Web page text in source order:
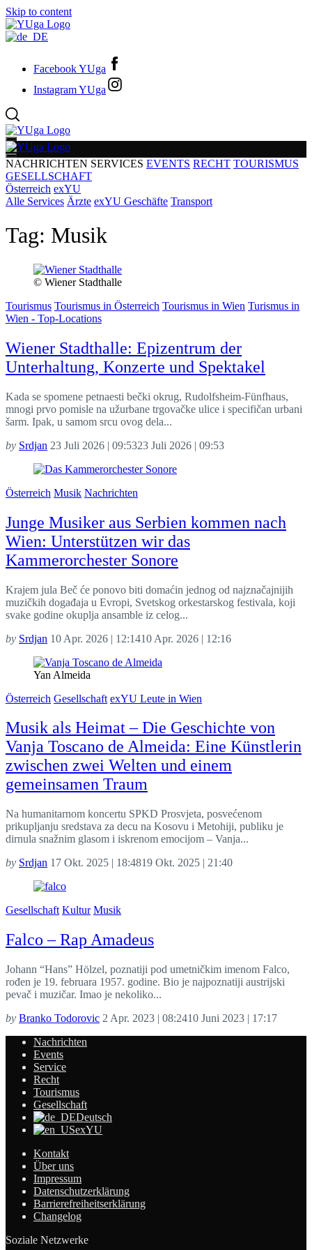
Skip to content
Facebook YUga
Instagram YUga
NACHRICHTEN SERVICES EVENTS RECHT TOURISMUS
GESELLSCHAFT
Österreich exYU
Alle Services Ärzte exYU Geschäfte Transport
Tag: Musik
© Wiener Stadthalle
Tourismus Tourismus in Österreich Tourismus in Wien Turismus in
Wien - Top-Locations
Wiener Stadthalle: Epizentrum der
Unterhaltung, Konzerte und Spektakel
Kada se spomene petnaesti bečki okrug, Rudolfsheim-Fünfhaus,
mnogi prvo pomisle na užurbane trgovačke ulice i specifičan urbani
šarm. Ipak, u samom srcu ovog dela...
by Srdjan 23 Juli 2026 | 09:5323 Juli 2026 | 09:53
Österreich Musik Nachrichten
Junge Musiker aus Serbien kommen nach
Wien: Unterstützen wir das
Kammerorchester Sonore
Krajem jula Beč će ponovo biti domaćin jednog od najznačajnijih
muzičkih događaja u Evropi, Svetskog orkestarskog festivala, koji
svake godine okuplja ansamble iz celog...
by Srdjan 10 Apr. 2026 | 12:1410 Apr. 2026 | 12:16
Yan Almeida
Österreich Gesellschaft exYU Leute in Wien
Musik als Heimat – Die Geschichte von
Vanja Toscano de Almeida: Eine Künstlerin
zwischen zwei Welten und einem
gemeinsamen Traum
Na humanitarnom koncertu SPKD Prosvjeta, posvećenom
prikupljanju sredstava za decu na Kosovu i Metohiji, publiku je
dirnula snažnim glasom i iskrenom emocijom – Vanja...
by Srdjan 17 Okt. 2025 | 18:4819 Okt. 2025 | 21:40
Gesellschaft Kultur Musik
Falco – Rap Amadeus
Johann “Hans” Hölzel, poznatiji pod umetničkim imenom Falco,
rođen je 19. februara 1957. godine. Bio je najpoznatiji austrijski
pevač i muzičar. Imao je nekoliko...
by Branko Todorovic 2 Apr. 2023 | 08:2410 Juni 2023 | 17:17
Nachrichten
Events
Service
Recht
Tourismus
Gesellschaft
Deutsch
exYU
Kontakt
Über uns
Impressum
Datenschutzerklärung
Barrierefreiheitserklärung
Changelog
Soziale Netzwerke